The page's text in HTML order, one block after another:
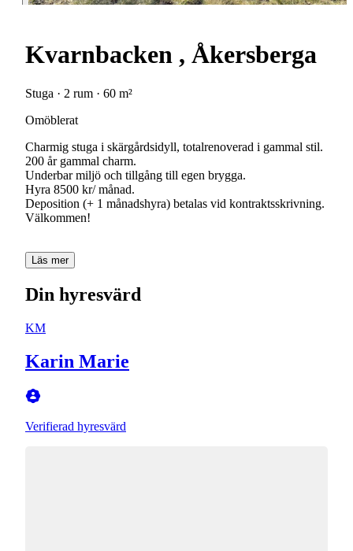
Kvarnbacken , Åkersberga
Stuga · 2 rum · 60 m²
Omöblerat
Charmig stuga i skärgårdsidyll, totalrenoverad i gammal stil.
200 år gammal charm.
Underbar miljö och tillgång till egen brygga.
Hyra 8500 kr/ månad.
Deposition (+ 1 månadshyra) betalas vid kontraktsskrivning.
Välkommen!
Läs mer
Din hyresvärd
KM
Karin Marie
Verifierad hyresvärd